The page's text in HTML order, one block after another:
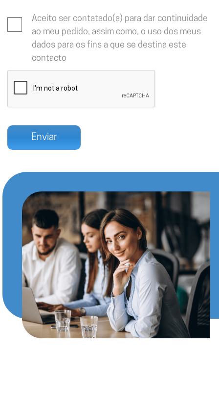
Aceito ser contatado(a) para dar continuidade
ao meu pedido, assim como, o uso dos meus
dados para os fins a que se destina este
contacto
Enviar